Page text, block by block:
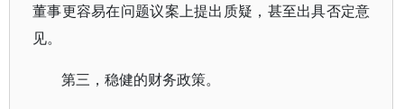
董事更容易在问题议案上提出质疑，甚至出具否定意
见。
第三，稳健的财务政策。